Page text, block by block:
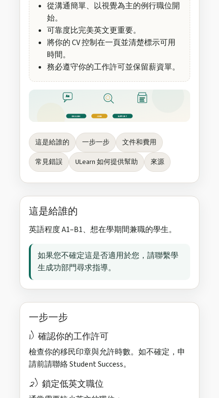
從溝通簡單、以視覺為主的例行職位開
始。
可靠度比完美英文更重要。
將你的 CV 控制在一頁並清楚標示可用
時間。
務必遵守你的工作許可並保留薪資單。
Aa
ENGLISH JOBS SUPPORT
這是給誰的 一步一步
文件和費用
常見錯誤
ULearn 如何提供幫助 來源
這是給誰的
英語程度 A1–B1、想在學期間兼職的學生。
如果您不確定這是否適用於您，請聯繫學
生成功部門尋求指導。
一步一步
1) 確認你的工作許可
檢查你的移民印章與允許時數。如不確定，申
請前請聯絡 Student Success。
2) 鎖定低英文職位